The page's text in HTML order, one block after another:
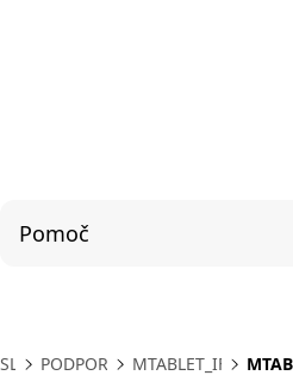
Pomoč
SL PODPORA MTABLET_IFU